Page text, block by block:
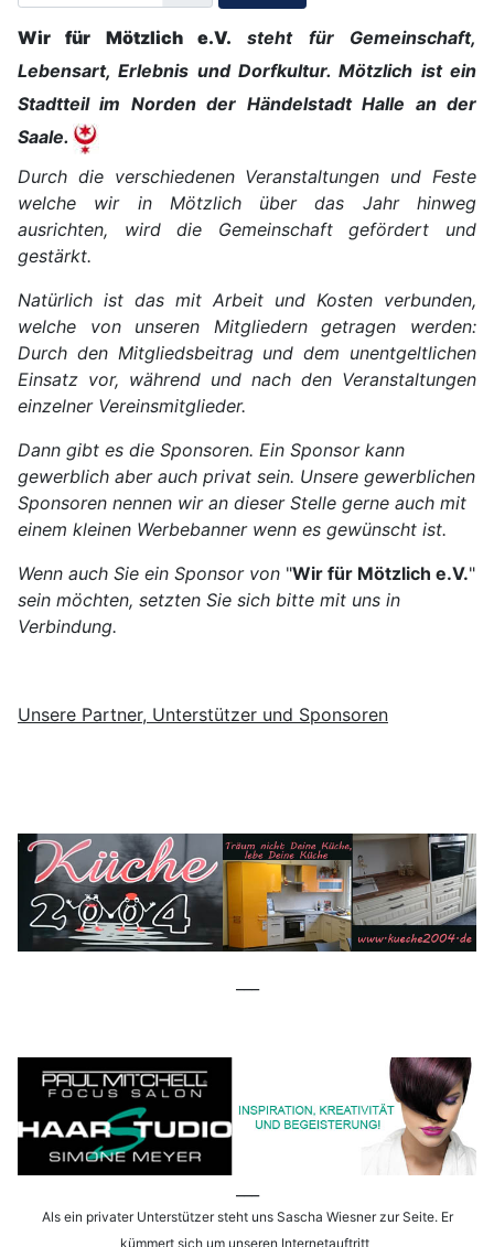
Wir für Mötzlich e.V.
steht für Gemeinschaft,
Lebensart, Erlebnis und Dorfkultur. Mötzlich ist ein
Stadtteil im Norden der Händelstadt Halle an der
Saale.
Durch die verschiedenen Veranstaltungen und Feste
welche wir in Mötzlich über das Jahr hinweg
ausrichten, wird die Gemeinschaft gefördert und
gestärkt.
Natürlich ist das mit Arbeit und Kosten verbunden,
welche von unseren Mitgliedern getragen werden:
Durch den Mitgliedsbeitrag und dem unentgeltlichen
Einsatz vor, während und nach den Veranstaltungen
einzelner Vereinsmitglieder.
Dann gibt es die Sponsoren. Ein Sponsor kann
gewerblich aber auch privat sein. Unsere gewerblichen
Sponsoren nennen wir an dieser Stelle gerne auch mit
einem kleinen Werbebanner wenn es gewünscht ist.
Wenn auch Sie ein Sponsor von "Wir für Mötzlich e.V."
sein möchten, setzten Sie sich bitte mit uns in
Verbindung.
Unsere Partner, Unterstützer und Sponsoren
Als ein privater Unterstützer steht uns Sascha Wiesner zur Seite. Er
kümmert sich um unseren Internetauftritt